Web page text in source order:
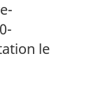
le